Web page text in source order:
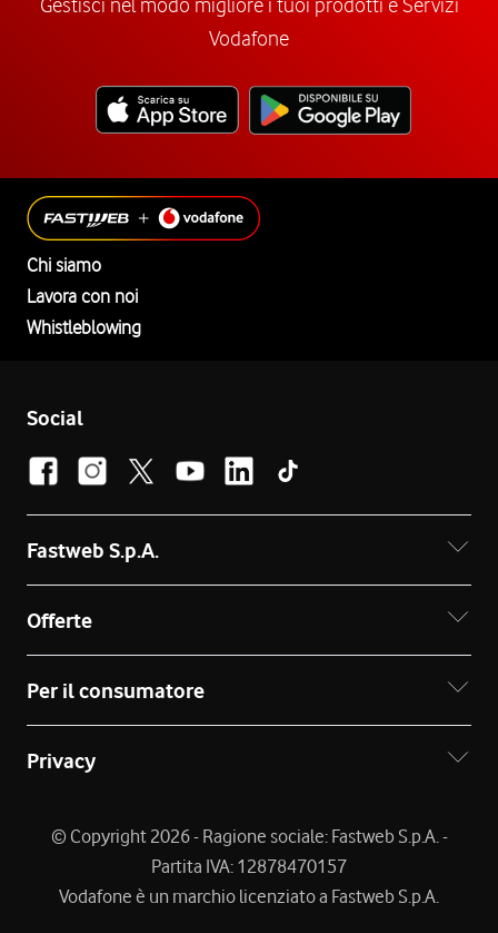
Vodafone
Chi siamo
Lavora con noi
Whistleblowing
Social
Fastweb S.p.A.
Offerte
Per il consumatore
Privacy
© Copyright 2026 - Ragione sociale: Fastweb S.p.A. -
Partita IVA: 12878470157
Vodafone è un marchio licenziato a Fastweb S.p.A.